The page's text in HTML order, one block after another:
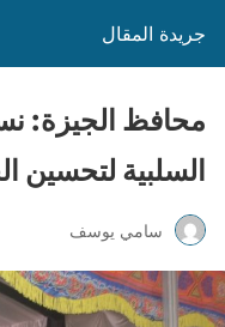
جريدة المقال
محافظ الجيزة:
السلبية لتحسين
سامي يوسف